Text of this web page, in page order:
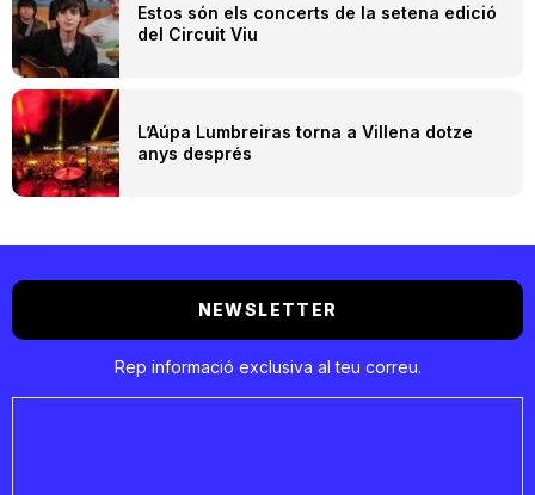
Estos són els concerts de la setena edició
del Circuit Viu
L’Aúpa Lumbreiras torna a Villena dotze
anys després
NEWSLETTER
Rep informació exclusiva al teu correu.